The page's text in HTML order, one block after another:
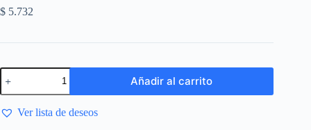
$ 5.732
Añadir al carrito
Ver lista de deseos